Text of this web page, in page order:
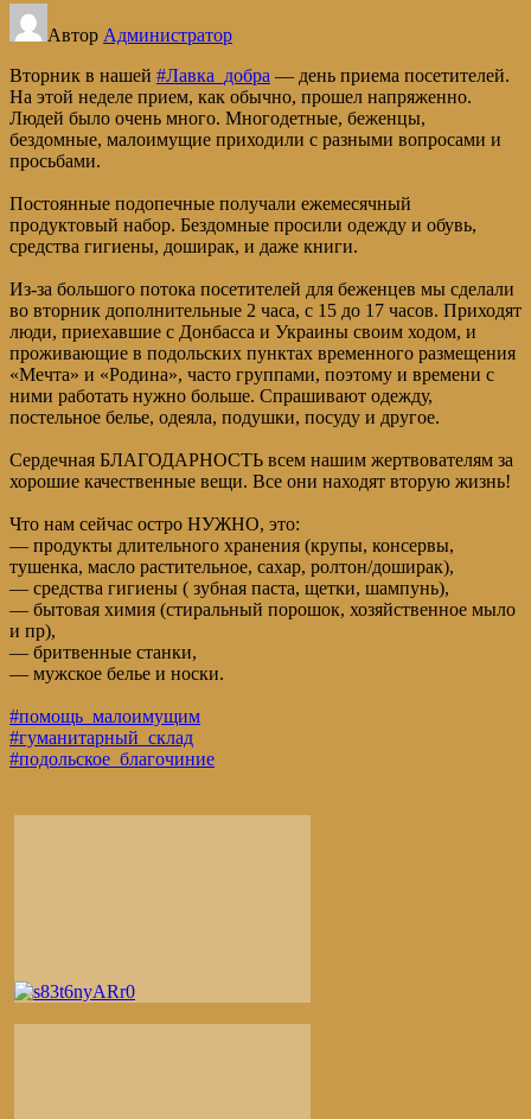
Автор Администратор
Вторник в нашей #Лавка_добра — день приема посетителей.
На этой неделе прием, как обычно, прошел напряженно.
Людей было очень много. Многодетные, беженцы,
бездомные, малоимущие приходили с разными вопросами и
просьбами.
Постоянные подопечные получали ежемесячный
продуктовый набор. Бездомные просили одежду и обувь,
средства гигиены, доширак, и даже книги.
Из-за большого потока посетителей для беженцев мы сделали
во вторник дополнительные 2 часа, с 15 до 17 часов. Приходят
люди, приехавшие с Донбасса и Украины своим ходом, и
проживающие в подольских пунктах временного размещения
«Мечта» и «Родина», часто группами, поэтому и времени с
ними работать нужно больше. Спрашивают одежду,
постельное белье, одеяла, подушки, посуду и другое.
Сердечная БЛАГОДАРНОСТЬ всем нашим жертвователям за
хорошие качественные вещи. Все они находят вторую жизнь!
Что нам сейчас остро НУЖНО, это:
— продукты длительного хранения (крупы, консервы,
тушенка, масло растительное, сахар, ролтон/доширак),
— средства гигиены ( зубная паста, щетки, шампунь),
— бытовая химия (стиральный порошок, хозяйственное мыло
и пр),
— бритвенные станки,
— мужское белье и носки.
#помощь_малоимущим
#гуманитарный_склад
#подольское_благочиние